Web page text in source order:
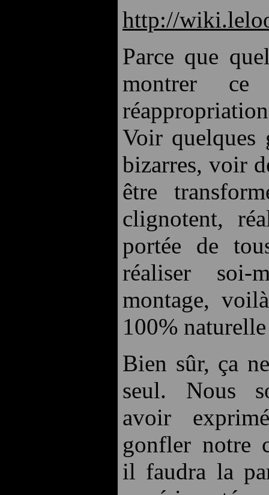
http://
Parce que
montrer
Voir quelques
bizarres, voir
être
clignotent,
portée de
réaliser soi-
montage,
100%
Bien sûr, ça
seul. Nous
avoir
gonfler notre
il faudra la